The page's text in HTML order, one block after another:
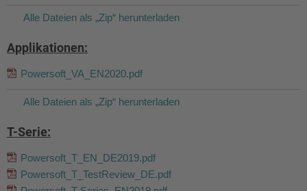
Alle Dateien als „Zip“ herunterladen
Applikationen:
Powersoft_VA_EN2020.pdf
Alle Dateien als „Zip“ herunterladen
T-Serie:
Powersoft_T_EN_DE2019.pdf
Powersoft_T_TestReview_DE.pdf